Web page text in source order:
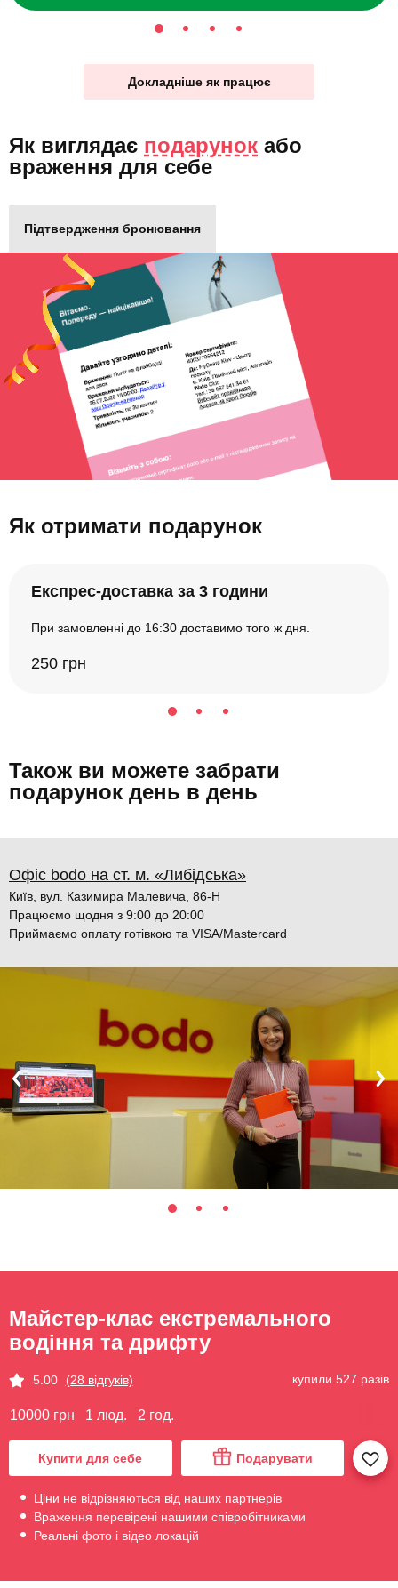
Докладніше як працює
Як виглядає подарунок або
враження для себе
Підтвердження бронювання
Як отримати подарунок
Експрес-доставка за 3 години
При замовленні до 16:30 доставимо того ж дня.
250 грн
Також ви можете забрати
подарунок день в день
Офіс bodo на ст. м. «Либідська»
Київ, вул. Казимира Малевича, 86-Н
Працюємо щодня з 9:00 до 20:00
Приймаємо оплату готівкою та VISA/Mastercard
Майстер-клас екстремального
водіння та дрифту
5.00 (28 відгуків) купили 527 разів
10000 грн 1 люд. 2 год.
Купити для себе Подарувати
Ціни не відрізняються від наших партнерів
Враження перевірені нашими співробітниками
Реальні фото і відео локацій